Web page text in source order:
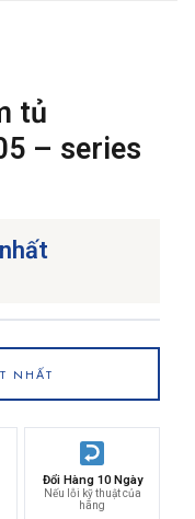
tủ
– series
NHẤT
Đổi Hàng 10 Ngày
Nếu lỗi kỹ thuật của
hãng